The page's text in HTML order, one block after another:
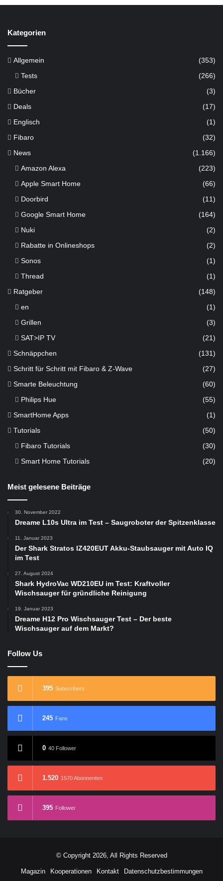
Kategorien
Allgemein (353)
Tests (266)
Bücher (3)
Deals (17)
Englisch (1)
Fibaro (32)
News (1.166)
Amazon Alexa
(223)
Apple Smart Home
(66)
Doorbird
(11)
Google Smart Home
(164)
Nuki
(2)
Rabatte in Onlineshops
(2)
Sonos
(1)
Thread
(1)
Ratgeber (148)
en
(1)
Grillen
(3)
SAT>IP TV
(21)
Schnäppchen (131)
Schritt für Schritt mit Fibaro & Z-Wave (27)
Smarte Beleuchtung (60)
Philips Hue (55)
SmartHome Apps (1)
Tutorials (50)
Fibaro Tutorials
(30)
Smart Home Tutorials
(20)
Meist gelesene Beiträge
30. November 2022
Dreame L10s Ultra im Test – Saugroboter der Spitzenklasse
11. Januar 2023
Der Shark Stratos IZ420EUT Akku-Staubsauger mit Auto IQ
im Test
27. August 2024
Shark HydroVac WD210EU im Test: Kraftvoller
Wischsauger für gründliche Reinigung
19. Januar 2023
Dreame H12 Pro Wischsauger Test – Der beste
Wischsauger auf dem Markt?
Follow Us
395 Subscribers
245 Fans
0 40 Follower
1.520 1570 Abonnenten
395 Follower
© Copyright 2026, All Rights Reserved
Magazin Kooperationen Kontakt Datenschutzbestimmungen